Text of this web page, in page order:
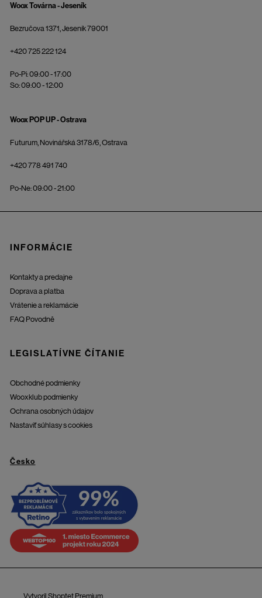
Woox Továrna - Jeseník
Bezručova 1371, Jeseník 79001
+420 725 222 124
Po-Pi: 09:00 - 17:00
So: 09:00 - 12:00
Woox POP UP - Ostrava
Futurum, Novinářská 3178/6, Ostrava
+420 778 491 740
Po-Ne: 09:00 - 21:00
INFORMÁCIE
Kontakty a predajne
Doprava a platba
Vrátenie a reklamácie
FAQ Povodně
LEGISLATÍVNE ČÍTANIE
Obchodné podmienky
Wooxklub podmienky
Ochrana osobných údajov
Nastaviť súhlasy s cookies
Česko
Vytvoril Shoptet Premium